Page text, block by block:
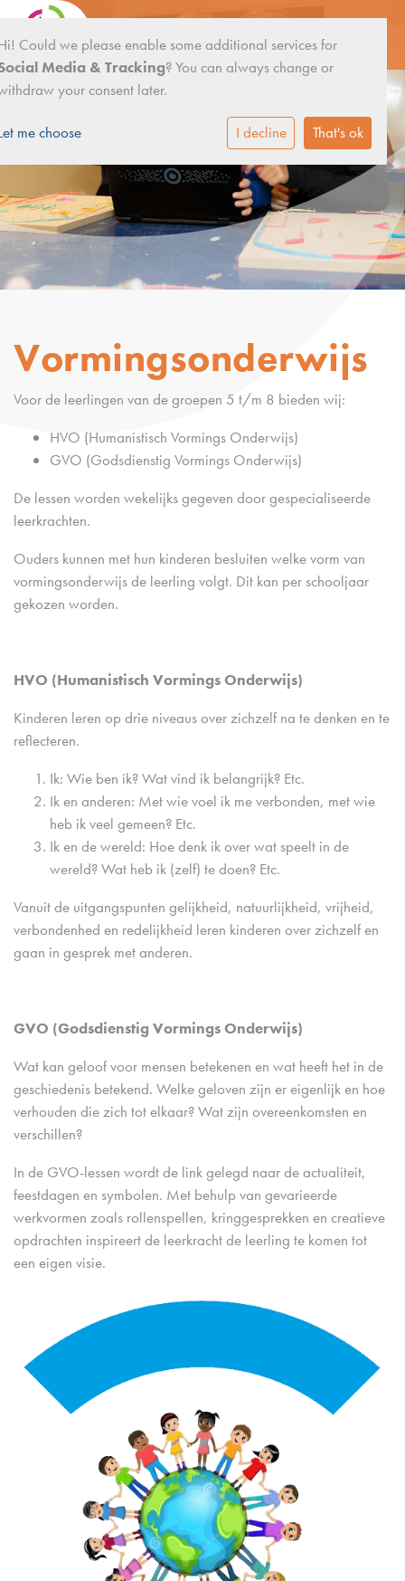
Vormingsonderwijs
Voor de leerlingen van de groepen 5 t/m 8 bieden wij:
HVO (Humanistisch Vormings Onderwijs)
GVO (Godsdienstig Vormings Onderwijs)
De lessen worden wekelijks gegeven door gespecialiseerde
leerkrachten.
Ouders kunnen met hun kinderen besluiten welke vorm van
vormingsonderwijs de leerling volgt. Dit kan per schooljaar
gekozen worden.
HVO (Humanistisch Vormings Onderwijs)
Kinderen leren op drie niveaus over zichzelf na te denken en te
reflecteren.
Ik: Wie ben ik? Wat vind ik belangrijk? Etc.
Ik en anderen: Met wie voel ik me verbonden, met wie
heb ik veel gemeen? Etc.
Ik en de wereld: Hoe denk ik over wat speelt in de
wereld? Wat heb ik (zelf) te doen? Etc.
Vanuit de uitgangspunten gelijkheid, natuurlijkheid, vrijheid,
verbondenhed en redelijkheid leren kinderen over zichzelf en
gaan in gesprek met anderen.
GVO (Godsdienstig Vormings Onderwijs)
Wat kan geloof voor mensen betekenen en wat heeft het in de
geschiedenis betekend. Welke geloven zijn er eigenlijk en hoe
verhouden die zich tot elkaar? Wat zijn overeenkomsten en
verschillen?
In de GVO-lessen wordt de link gelegd naar de actualiteit,
feestdagen en symbolen. Met behulp van gevarieerde
werkvormen zoals rollenspellen, kringgesprekken en creatieve
opdrachten inspireert de leerkracht de leerling te komen tot
een eigen visie.
Could we please enable some additional services for
Media & Tracking? You can always change or
your consent later.
me choose I decline That's ok